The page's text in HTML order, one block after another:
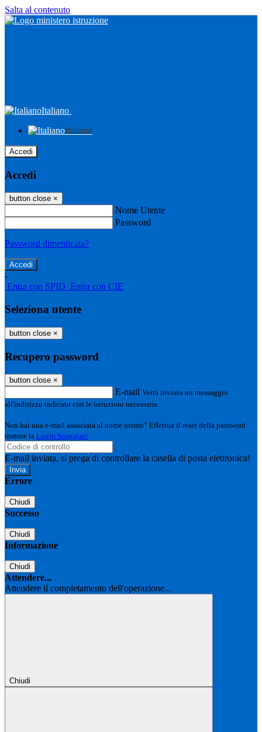
Salta al contenuto
Italiano
Italiano
Accedi
Accedi
button close ×
Nome Utente
Password
Password dimenticata?
-
Entra con SPID Entra con CIE
Seleziona utente
button close ×
Recupero password
button close ×
E-mail Verrà inviato un messaggio
all'indirizzo indicato con le istruzioni necessarie.
Non hai una e-mail associata al nome utente? Effettua il reset della password
tramite la Login Spaggiari
E-mail inviata, si prega di controllare la casella di posta elettronica!
Errore
Chiudi
Successo
Chiudi
Informazione
Chiudi
Attendere...
Attendere il completamento dell'operazione...
Chiudi